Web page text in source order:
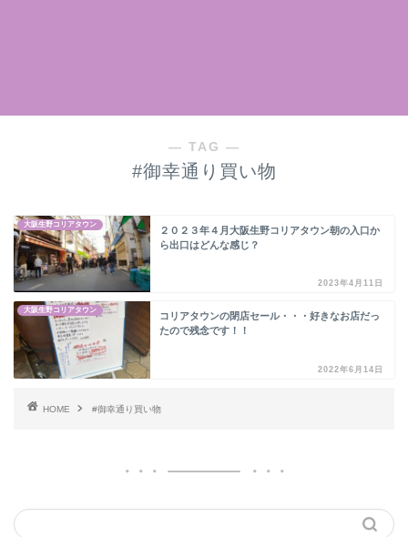
― TAG ―
#御幸通り買い物
大阪生野コリアタウン
２０２３年４月大阪生野コリアタウン朝の入口か
ら出口はどんな感じ？
2023年4月11日
大阪生野コリアタウン
コリアタウンの閉店セール・・・好きなお店だっ
たので残念です！！
2022年6月14日
HOME #御幸通り買い物